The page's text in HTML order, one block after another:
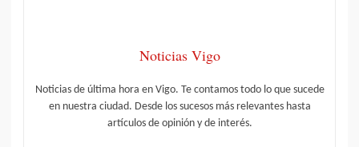
Noticias Vigo
Noticias de última hora en Vigo. Te contamos todo lo que sucede
en nuestra ciudad. Desde los sucesos más relevantes hasta
artículos de opinión y de interés.